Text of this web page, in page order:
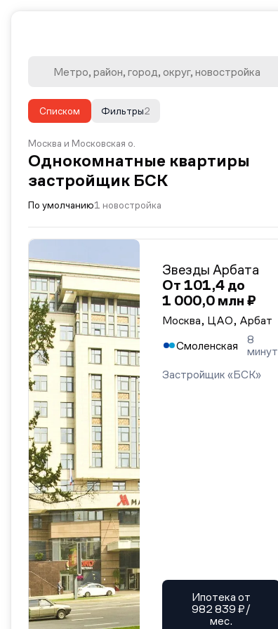
Списком 2
Фильтры
Москва и Московская о.
Однокомнатные квартиры
застройщик БСК
По умолчанию1 новостройка
Звезды Арбата
От 101,4 до
1 000,0 млн ₽
Москва, ЦАО, Арбат
Смоленская
8
минут
Застройщик «БСК»
Ипотека от
982 839 ₽/
мес.